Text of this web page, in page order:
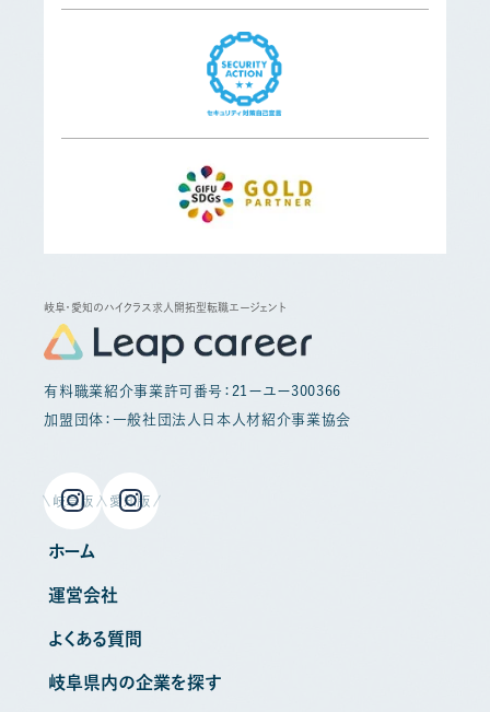
岐阜・愛知のハイクラス求人開拓型転職エージェント
有料職業紹介事業許可番号：21ーユー300366
加盟団体：一般社団法人日本人材紹介事業協会
岐阜版 愛知版
ホーム
運営会社
よくある質問
岐阜県内の企業を探す